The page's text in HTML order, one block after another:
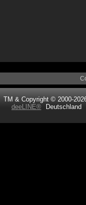
TM & Copyright © 2000-
deeLINE®
Deutschland